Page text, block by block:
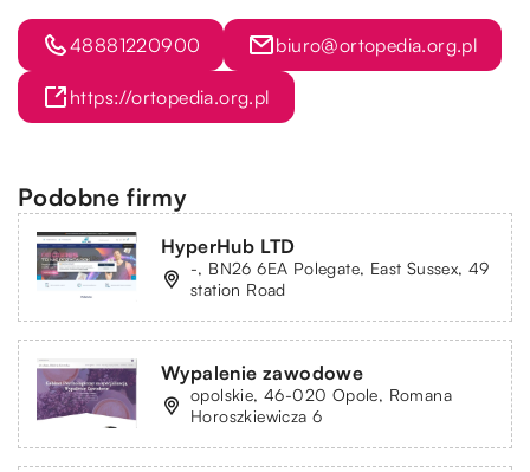
48881220900 biuro@ortopedia.org.pl
https://ortopedia.org.pl
Podobne firmy
HyperHub LTD
-, BN26 6EA Polegate, East Sussex, 49
station Road
Wypalenie zawodowe
opolskie, 46-020 Opole, Romana
Horoszkiewicza 6